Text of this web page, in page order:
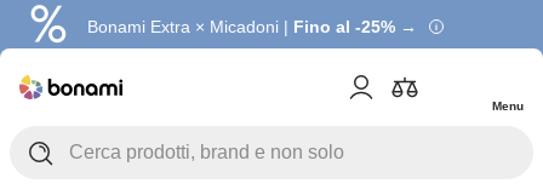
Bonami Extra × Micadoni | Fino al -25% →
Menu